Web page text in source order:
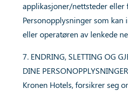
applikasjoner/nettsteder eller
Personopplysninger som kan
eller operatøren av lenkede
7. ENDRING, SLETTING OG
DINE PERSONOPPLYSNINGER
Kronen Hotels, forsikrer seg